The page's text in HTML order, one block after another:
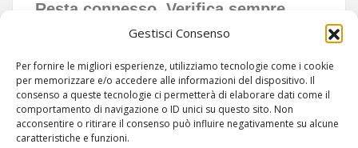
Gestisci Consenso
Per fornire le migliori esperienze, utilizziamo tecnologie come i cookie
per memorizzare e/o accedere alle informazioni del dispositivo. Il
consenso a queste tecnologie ci permetterà di elaborare dati come il
comportamento di navigazione o ID unici su questo sito. Non
acconsentire o ritirare il consenso può influire negativamente su alcune
caratteristiche e funzioni.
Resta connesso. Verifica sempre.
Condividi solo ciò che conta.